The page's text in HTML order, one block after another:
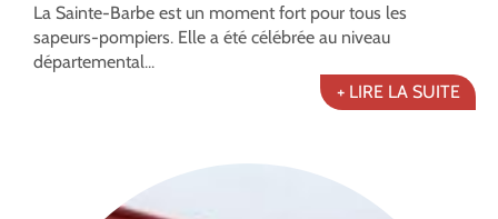
La Sainte-Barbe est un moment fort pour tous les
sapeurs-pompiers. Elle a été célébrée au niveau
départemental...
+ LIRE LA SUITE